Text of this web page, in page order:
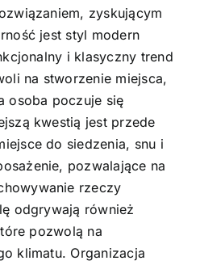
zyskującym
jest styl modern
i klasyczny trend
na stworzenie miejsca,
osoba poczuje się
kwestią jest przede
do siedzenia, snu i
pozwalające na
rzeczy
odgrywają również
pozwolą na
klimatu. Organizacja